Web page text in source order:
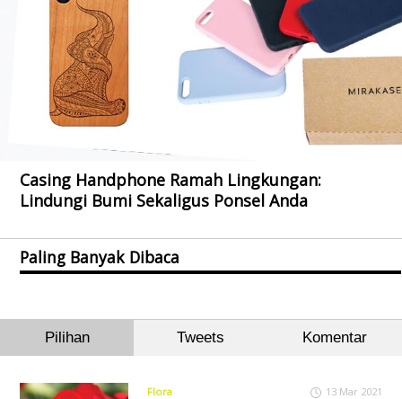
Casing Handphone Ramah Lingkungan:
Lindungi Bumi Sekaligus Ponsel Anda
Paling Banyak Dibaca
Pilihan Tweets Komentar
Flora 13 Mar 2021